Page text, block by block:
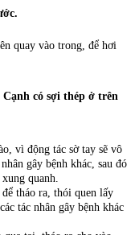
quay vào trong, để hơi
có sợi thép ở trên
vì động tác sờ tay sẽ vô
gây bệnh khác, sau đó
quanh.
tháo ra, thói quen lấy
tác nhân gây bệnh khác